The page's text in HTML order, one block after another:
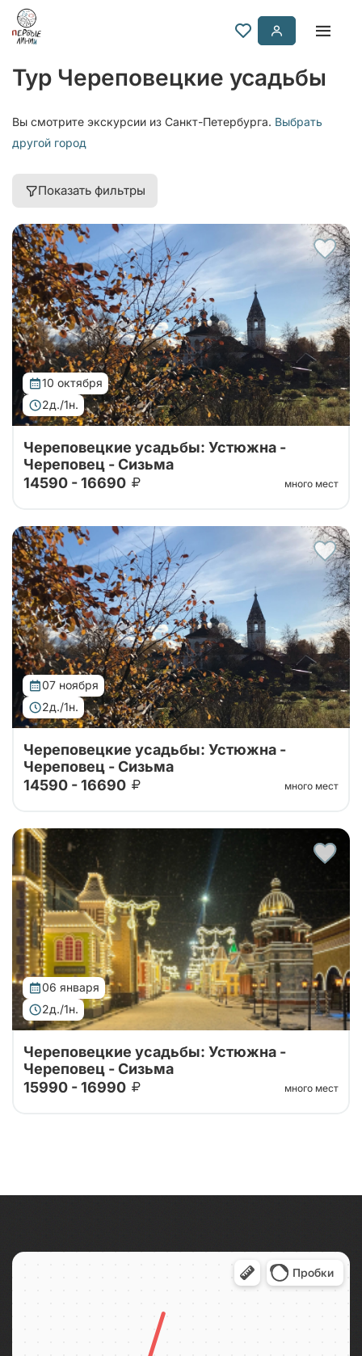
Тур Череповецкие усадьбы
Вы смотрите экскурсии из Санкт-Петербурга. Выбрать
другой город
Показать фильтры
10 октября
2д./1н.
Череповецкие усадьбы: Устюжна -
Череповец - Сизьма
14590 - 16690
много мест
07 ноября
2д./1н.
Череповецкие усадьбы: Устюжна -
Череповец - Сизьма
14590 - 16690
много мест
06 января
2д./1н.
Череповецкие усадьбы: Устюжна -
Череповец - Сизьма
15990 - 16990
много мест